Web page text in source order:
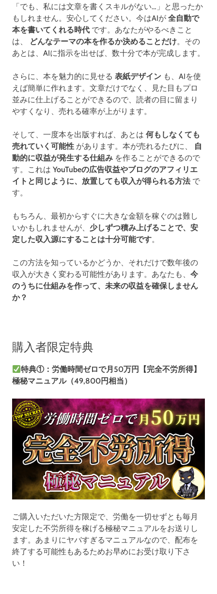
「でも、私には文章を書くスキルがない…」と思ったか
もしれません。安心してください。今はAIが 全自動で
本を書いてくれる時代 です。あなたがやるべきこと
は、
どんなテーマの本を作るか決めることだけ。その
あとは、AIに指示を出せば、数十分で本が完成します。
さらに、本を魅力的に見せる 表紙デザイン も、AIを使
えば簡単に作れます。文章だけでなく、見た目もプロ
並みに仕上げることができるので、読者の目に留まり
やすくなり、売れる確率が上がります。
そして、一度本を出版すれば、あとは 何もしなくても
売れていく可能性 があります。本が売れるたびに、
自
動的に収益が発生する仕組み を作ることができるので
す。これは YouTubeの広告収益やブログのアフィリエ
イトと同じように、放置しても収入が得られる方法で
す。
もちろん、最初からすぐに大きな金額を稼ぐのは難し
いかもしれませんが、 少しずつ積み上げることで、安
定した収入源にすることは十分可能です。
この方法を知っているかどうか、それだけで数年後の
収入が大きく変わる可能性があります。あなたも、 今
のうちに仕組みを作って、未来の収益を確保しません
か？
購入者限定特典
特典①：労働時間ゼロで月50万円【完全不労所得】
極秘マニュアル（49,800円相当）
ご購入いただいた方限定で、労働を一切せずとも毎月
安定した不労所得を稼げる極秘マニュアルをお送りし
ます。あまりにヤバすぎるマニュアルなので、配布を
終了する可能性もあるためお早めにお受け取り下さ
い！